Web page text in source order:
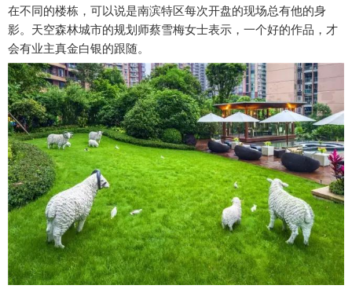
在不同的楼栋，可以说是南滨特区每次开盘的现场总有他的身
影。天空森林城市的规划师蔡雪梅女士表示，一个好的作品，才
会有业主真金白银的跟随。